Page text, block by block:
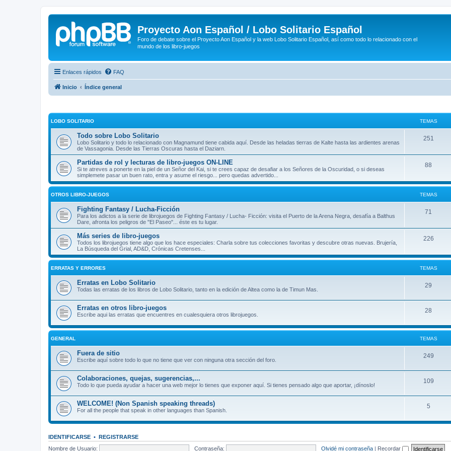
Proyecto Aon Español / Lobo Solitario Español
Foro de debate sobre el Proyecto Aon Español y la web Lobo Solitario Español, así como todo lo relacionado con el
mundo de los libro-juegos
Enlaces rápidos FAQ
Inicio Índice general
LOBO SOLITARIO TEMAS
Todo sobre Lobo Solitario
Lobo Solitario y todo lo relacionado con Magnamund tiene cabida aquí. Desde las heladas tierras de Kalte hasta las ardientes arenas
de Vassagonia. Desde las Tierras Oscuras hasta el Daziarn.
251
Partidas de rol y lecturas de libro-juegos ON-LINE
Si te atreves a ponerte en la piel de un Señor del Kai, si te crees capaz de desafiar a los Señores de la Oscuridad, o si deseas
simplemete pasar un buen rato, entra y asume el riesgo... pero quedas advertido...
88
a
OTROS LIBRO-JUEGOS TEMAS
Fighting Fantasy / Lucha-Ficción
Para los adictos a la serie de librojuegos de Fighting Fantasy / Lucha- Ficción: visita el Puerto de la Arena Negra, desafía a Balthus
Dare, afronta los peligros de "El Paseo"... éste es tu lugar.
71
m
Más series de libro-juegos
Todos los librojuegos tiene algo que los hace especiales: Charla sobre tus colecciones favoritas y descubre otras nuevas. Brujería,
La Búsqueda del Grial, AD&D, Crónicas Cretenses...
226T
a
ERRATAS Y ERRORES TEMAS
Erratas en Lobo Solitario
Todas las erratas de los libros de Lobo Solitario, tanto en la edición de Altea como la de Timun Mas.
29
a
s
Erratas en otros libro-juegos
Escribe aqui las erratas que encuentres en cualesquiera otros librojuegos.
28
m
GENERAL TEMAS
Fuera de sitio
Escribe aquí sobre todo lo que no tiene que ver con ninguna otra sección del foro.
249T
m
a
Colaboraciones, quejas, sugerencias,...
Todo lo que pueda ayudar a hacer una web mejor lo tienes que exponer aquí. Si tienes pensado algo que aportar, ¡dínoslo!
109T
a
WELCOME! (Non Spanish speaking threads)
For all the people that speak in other languages than Spanish.
5T
a
IDENTIFICARSE • REGISTRARSE
Nombre de Usuario:
Contraseña: Olvidé mi contraseña | Recordar